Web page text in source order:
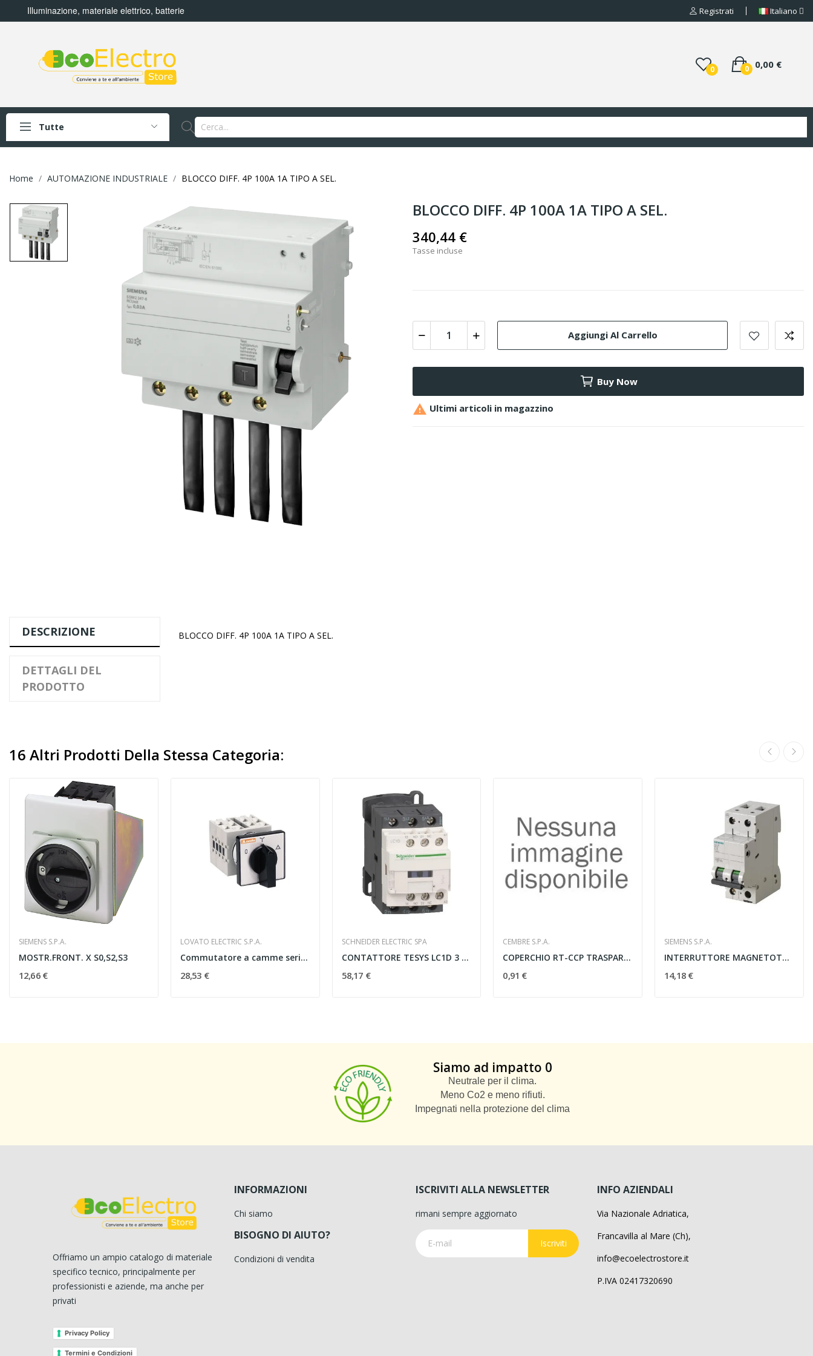
Illuminazione, materiale elettrico, batterie Registrati Italiano
0 0,00 €
0
Tutte
Home AUTOMAZIONE INDUSTRIALE BLOCCO DIFF. 4P 100A 1A TIPO A SEL.
BLOCCO DIFF. 4P 100A 1A TIPO A SEL.
340,44 €
Tasse incluse
Aggiungi Al Carrello
Buy Now
 Ultimi articoli in magazzino
DESCRIZIONE
DETTAGLI DEL
PRODOTTO
BLOCCO DIFF. 4P 100A 1A TIPO A SEL.
16 Altri Prodotti Della Stessa Categoria:
SIEMENS S.P.A.
MOSTR.FRONT. X S0,S2,S3
12,66 €
LOVATO ELECTRIC S.P.A.
Commutatore a camme serie GX LOVATO GX1612U...
28,53 €
SCHNEIDER ELECTRIC SPA
CONTATTORE TESYS LC1D 3 POLI AC3 440V 9A 24V CC...
58,17 €
CEMBRE S.P.A.
COPERCHIO RT-CCP TRASPARENTE 430MM.
0,91 €
SIEMENS S.P.A.
INTERRUTTORE MAGNETOTERMICO 400V 4.5kA A 2 POLI...
14,18 €
Siamo ad impatto 0
Neutrale per il clima.
Meno Co2 e meno rifiuti.
Impegnati nella protezione del clima
Offriamo un ampio catalogo di materiale
specifico tecnico, principalmente per
professionisti e aziende, ma anche per
privati
Privacy Policy
Termini e Condizioni
INFORMAZIONI
Chi siamo
BISOGNO DI AIUTO?
Condizioni di vendita
ISCRIVITI ALLA NEWSLETTER
rimani sempre aggiornato
Iscriviti
INFO AZIENDALI
Via Nazionale Adriatica,
Francavilla al Mare (Ch),
info@ecoelectrostore.it
P.IVA 02417320690